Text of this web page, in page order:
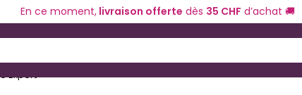
En ce moment,livraison offerte dès 35 CHF d’achat 🚚
Expert